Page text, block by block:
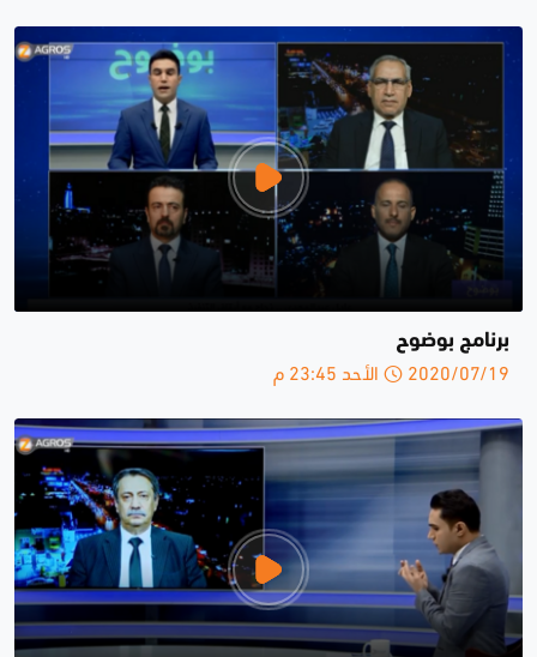
برنامج بوضوح
2020/07/19 الأحد 23:45 م